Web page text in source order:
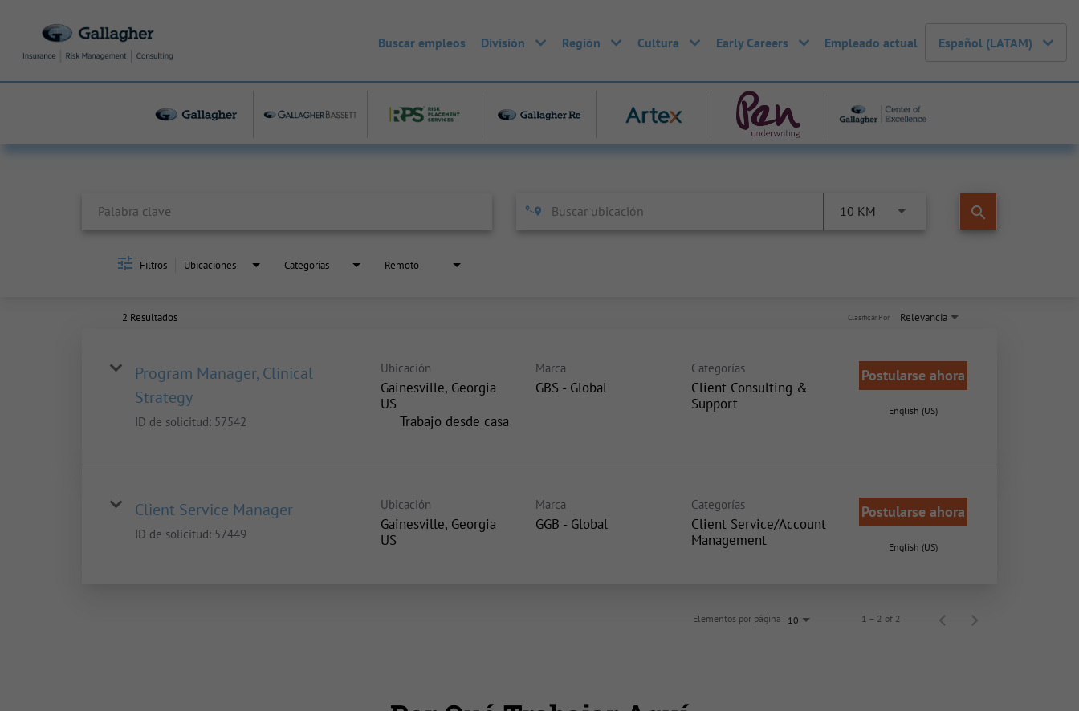
Buscar empleos División Región Cultura Early Careers Empleado actual Español (LATAM)
10 KM search
Filtros Ubicaciones Categorías Remoto
2 Resultados Relevancia
Clasificar Por
Program Manager, Clinical
Strategy
ID de solicitud: 57542
Ubicación
Gainesville, Georgia
inicio
Trabajo desde casa
Marca
GBS - Global
Categorías
Client Consulting &
Support
Postularse ahora
English (US)
Client Service Manager
ID de solicitud: 57449
Ubicación
Gainesville, Georgia
Marca
GGB - Global
Categorías
Client Service/Account
Management
Postularse ahora
English (US)
Elementos por página 10 1 – 2 of 2